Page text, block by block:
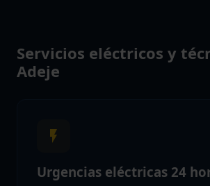
Servicios eléctricos y
Adeje
Urgencias eléctricas 24